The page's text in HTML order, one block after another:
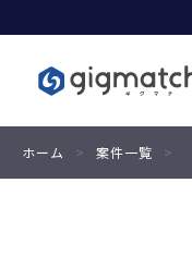
ホーム > 案件一覧 >